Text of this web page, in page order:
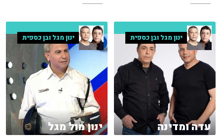
ינון מגל ובן כספית
עדה ומדינה
ינון מגל ובן כספית
ינון מול מגל